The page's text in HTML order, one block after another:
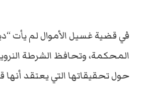
في قضية غسيل الأموال لم يأت
المحكمة، وتحافظ الشرطة
حول تحقيقاتها التي يعتقد